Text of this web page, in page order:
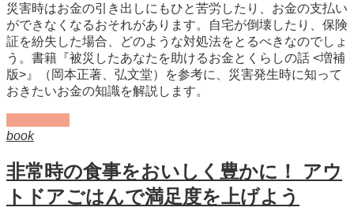
災害時はお金の引き出しにもひと苦労したり、お金の支払い
ができなくなるおそれがあります。自宅が倒壊したり、保険
証を紛失した場合、どのような対処法をとるべきなのでしょ
う。書籍『被災したあなたを助けるお金とくらしの話 <増補
版>』（岡本正著、弘文堂）を参考に、災害発生時に知って
おきたいお金の知識を解説します。
book
非常時の食事をおいしく豊かに！ アウ
トドアごはんで満足度を上げよう